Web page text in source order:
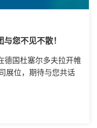
您不见不散！
德国杜塞尔多夫拉开帷
展位，期待与您共话